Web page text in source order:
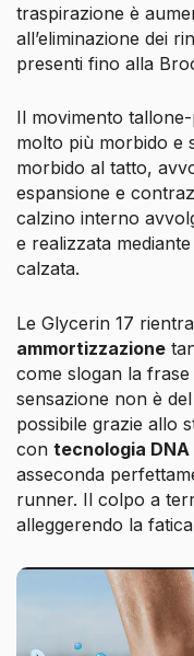
traspirazione è
all’eliminazione dei
presenti fino alla
Il movimento
molto più morbido e
morbido al tatto,
espansione e
calzino interno
e realizzata
calzata.
Le Glycerin 17
ammortizzazione
come slogan la frase
sensazione non è
possibile grazie allo
con tecnologia DNA
asseconda
runner. Il colpo a
alleggerendo la